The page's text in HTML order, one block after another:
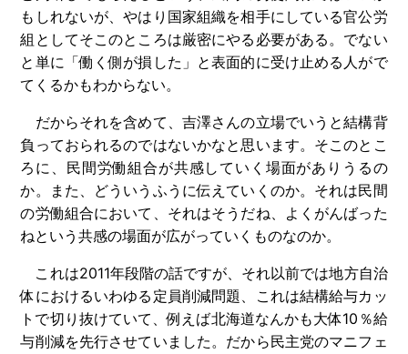
もしれないが、やはり国家組織を相手にしている官公労
組としてそこのところは厳密にやる必要がある。でない
と単に「働く側が損した」と表面的に受け止める人がで
てくるかもわからない。
だからそれを含めて、吉澤さんの立場でいうと結構背
負っておられるのではないかなと思います。そこのとこ
ろに、民間労働組合が共感していく場面がありうるの
か。また、どういうふうに伝えていくのか。それは民間
の労働組合において、それはそうだね、よくがんばった
ねという共感の場面が広がっていくものなのか。
これは2011年段階の話ですが、それ以前では地方自治
体におけるいわゆる定員削減問題、これは結構給与カッ
トで切り抜けていて、例えば北海道なんかも大体10 ％給
与削減を先行させていました。だから民主党のマニフェ